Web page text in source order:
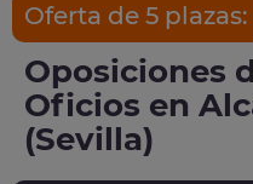
Oferta de 5 plazas:
Oposiciones
Oficios en
(Sevilla)